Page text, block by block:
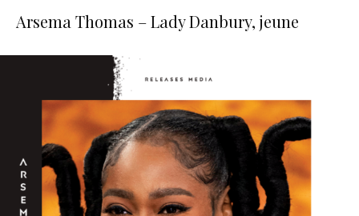
Arsema Thomas – Lady Danbury, jeune